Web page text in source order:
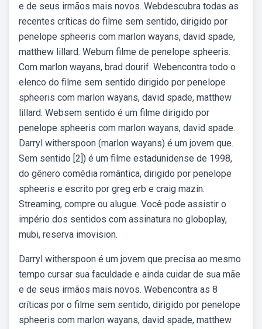
e de seus irmãos mais novos. Webdescubra todas as
recentes críticas do filme sem sentido, dirigido por
penelope spheeris com marlon wayans, david spade,
matthew lillard. Webum filme de penelope spheeris.
Com marlon wayans, brad dourif. Webencontra todo o
elenco do filme sem sentido dirigido por penelope
spheeris com marlon wayans, david spade, matthew
lillard. Websem sentido é um filme dirigido por
penelope spheeris com marlon wayans, david spade.
Darryl witherspoon (marlon wayans) é um jovem que.
Sem sentido [2]) é um filme estadunidense de 1998,
do gênero comédia romântica, dirigido por penelope
spheeris e escrito por greg erb e craig mazin.
Streaming, compre ou alugue. Você pode assistir o
império dos sentidos com assinatura no globoplay,
mubi, reserva imovision.
Darryl witherspoon é um jovem que precisa ao mesmo
tempo cursar sua faculdade e ainda cuidar de sua mãe
e de seus irmãos mais novos. Webencontra as 8
críticas por o filme sem sentido, dirigido por penelope
spheeris com marlon wayans, david spade, matthew